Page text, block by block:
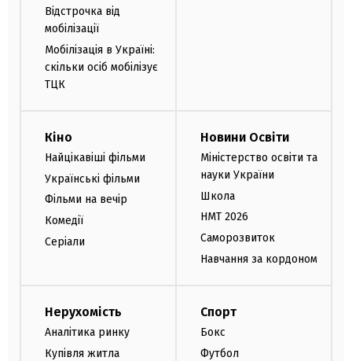
Відстрочка від
мобілізації
Мобілізація в Україні:
скільки осіб мобілізує
ТЦК
Кіно
Найцікавіші фільми
Українські фільми
Фільми на вечір
Комедії
Серіали
Новини Освіти
Міністерство освіти та
науки України
Школа
НМТ 2026
Саморозвиток
Навчання за кордоном
Нерухомість
Аналітика ринку
Купівля житла
Спорт
Бокс
Футбол